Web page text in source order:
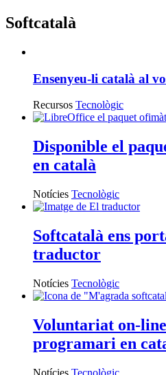
Softcatalà
Ensenyeu-li català al
Recursos Tecnològic
Disponible el
en català
Notícies Tecnològic
Softcatalà ens
traductor
Notícies Tecnològic
Voluntariat on-
programari en
Notícies Tecnològic